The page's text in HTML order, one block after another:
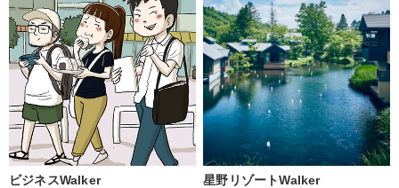
ビジネスWalker 星野リゾートWalker